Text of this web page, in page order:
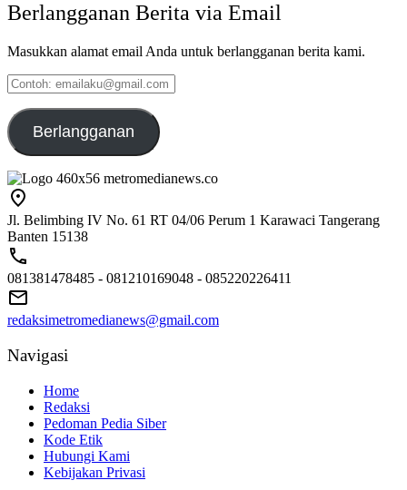
Berlangganan Berita via Email
Masukkan alamat email Anda untuk berlangganan berita kami.
Contoh:
emailaku@gmail.com
Berlangganan
Jl. Belimbing IV No. 61 RT 04/06 Perum 1 Karawaci Tangerang
Banten 15138
081381478485 - 081210169048 - 085220226411
redaksimetromedianews@gmail.com
Navigasi
Home
Redaksi
Pedoman Pedia Siber
Kode Etik
Hubungi Kami
Kebijakan Privasi